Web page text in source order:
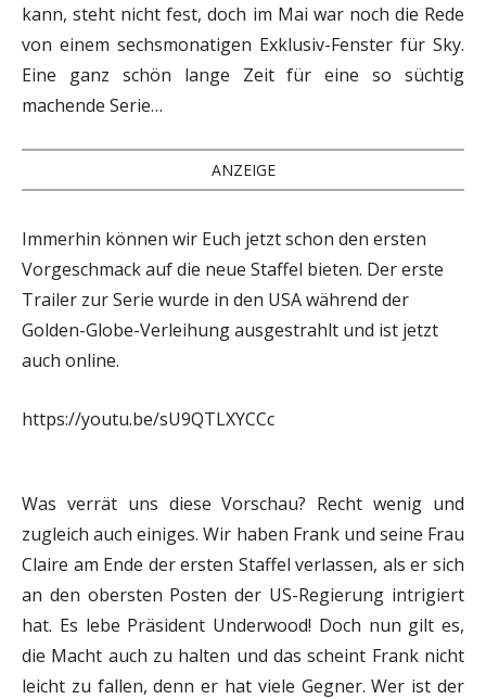
kann, steht nicht fest, doch im Mai war noch die Rede
von einem sechsmonatigen Exklusiv-Fenster für Sky.
Eine ganz schön lange Zeit für eine so süchtig
machende Serie…
ANZEIGE
Immerhin können wir Euch jetzt schon den ersten
Vorgeschmack auf die neue Staffel bieten. Der erste
Trailer zur Serie wurde in den USA während der
Golden-Globe-Verleihung ausgestrahlt und ist jetzt
auch online.
https://youtu.be/sU9QTLXYCCc
Was verrät uns diese Vorschau? Recht wenig und
zugleich auch einiges. Wir haben Frank und seine Frau
Claire am Ende der ersten Staffel verlassen, als er sich
an den obersten Posten der US-Regierung intrigiert
hat. Es lebe Präsident Underwood! Doch nun gilt es,
die Macht auch zu halten und das scheint Frank nicht
leicht zu fallen, denn er hat viele Gegner. Wer ist der